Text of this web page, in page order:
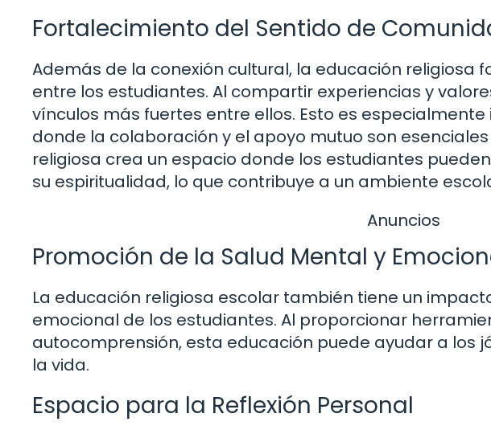
Fortalecimiento del Sentido de
Además de la conexión cultural, la educación religiosa
entre los estudiantes. Al compartir experiencias y
vínculos más fuertes entre ellos. Esto es
donde la colaboración y el apoyo mutuo son
religiosa crea un espacio donde los estudiantes
su espiritualidad, lo que contribuye a un ambiente
Anuncios
Promoción de la Salud Mental y
La educación religiosa escolar también tiene un
emocional de los estudiantes. Al proporcionar
autocomprensión, esta educación puede ayudar a los
la vida.
Espacio para la Reflexión Personal